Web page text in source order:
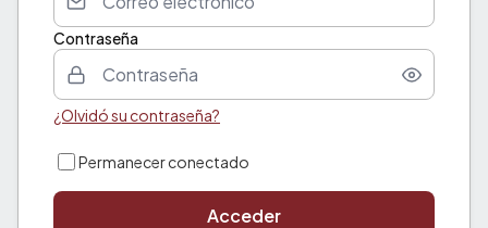
Contraseña
¿Olvidó su contraseña?
Permanecer conectado
Acceder